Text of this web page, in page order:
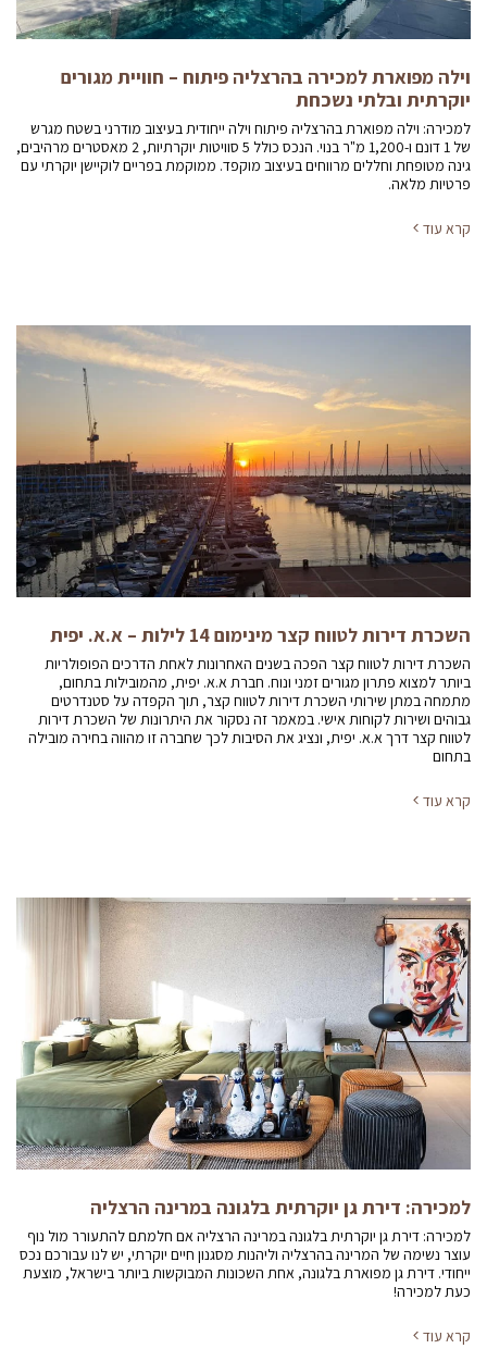
וילה מפוארת למכירה בהרצליה פיתוח – חוויית מגורים
יוקרתית ובלתי נשכחת
למכירה: וילה מפוארת בהרצליה פיתוח וילה ייחודית בעיצוב מודרני בשטח מגרש
של 1 דונם ו-1,200 מ"ר בנוי. הנכס כולל 5 סוויטות יוקרתיות, 2 מאסטרים מרהיבים,
גינה מטופחת וחללים מרווחים בעיצוב מוקפד. ממוקמת בפריים לוקיישן יוקרתי עם
פרטיות מלאה.
קרא עוד
השכרת דירות לטווח קצר מינימום 14 לילות – א.א. יפית
השכרת דירות לטווח קצר הפכה בשנים האחרונות לאחת הדרכים הפופולריות
ביותר למצוא פתרון מגורים זמני ונוח. חברת א.א. יפית, מהמובילות בתחום,
מתמחה במתן שירותי השכרת דירות לטווח קצר, תוך הקפדה על סטנדרטים
גבוהים ושירות לקוחות אישי. במאמר זה נסקור את היתרונות של השכרת דירות
לטווח קצר דרך א.א. יפית, ונציג את הסיבות לכך שחברה זו מהווה בחירה מובילה
בתחום
קרא עוד
למכירה: דירת גן יוקרתית בלגונה במרינה הרצליה
למכירה: דירת גן יוקרתית בלגונה במרינה הרצליה אם חלמתם להתעורר מול נוף
עוצר נשימה של המרינה בהרצליה וליהנות מסגנון חיים יוקרתי, יש לנו עבורכם נכס
ייחודי. דירת גן מפוארת בלגונה, אחת השכונות המבוקשות ביותר בישראל, מוצעת
כעת למכירה!
קרא עוד